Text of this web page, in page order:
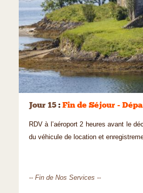
Jour 15 : Fin de Séjour -
RDV à l’aéroport 2 heures avant le
du véhicule de location et
-- Fin de Nos Services --